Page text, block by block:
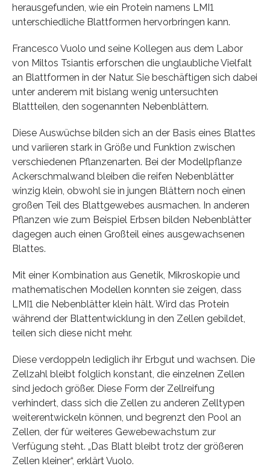
herausgefunden, wie ein Protein namens LMI1
unterschiedliche Blattformen hervorbringen kann.
Francesco Vuolo und seine Kollegen aus dem Labor
von Miltos Tsiantis erforschen die unglaubliche Vielfalt
an Blattformen in der Natur. Sie beschäftigen sich dabei
unter anderem mit bislang wenig untersuchten
Blattteilen, den sogenannten Nebenblättern.
Diese Auswüchse bilden sich an der Basis eines Blattes
und variieren stark in Größe und Funktion zwischen
verschiedenen Pflanzenarten. Bei der Modellpflanze
Ackerschmalwand bleiben die reifen Nebenblätter
winzig klein, obwohl sie in jungen Blättern noch einen
großen Teil des Blattgewebes ausmachen. In anderen
Pflanzen wie zum Beispiel Erbsen bilden Nebenblätter
dagegen auch einen Großteil eines ausgewachsenen
Blattes.
Mit einer Kombination aus Genetik, Mikroskopie und
mathematischen Modellen konnten sie zeigen, dass
LMI1 die Nebenblätter klein hält. Wird das Protein
während der Blattentwicklung in den Zellen gebildet,
teilen sich diese nicht mehr.
Diese verdoppeln lediglich ihr Erbgut und wachsen. Die
Zellzahl bleibt folglich konstant, die einzelnen Zellen
sind jedoch größer. Diese Form der Zellreifung
verhindert, dass sich die Zellen zu anderen Zelltypen
weiterentwickeln können, und begrenzt den Pool an
Zellen, der für weiteres Gewebewachstum zur
Verfügung steht. „Das Blatt bleibt trotz der größeren
Zellen kleiner“, erklärt Vuolo.